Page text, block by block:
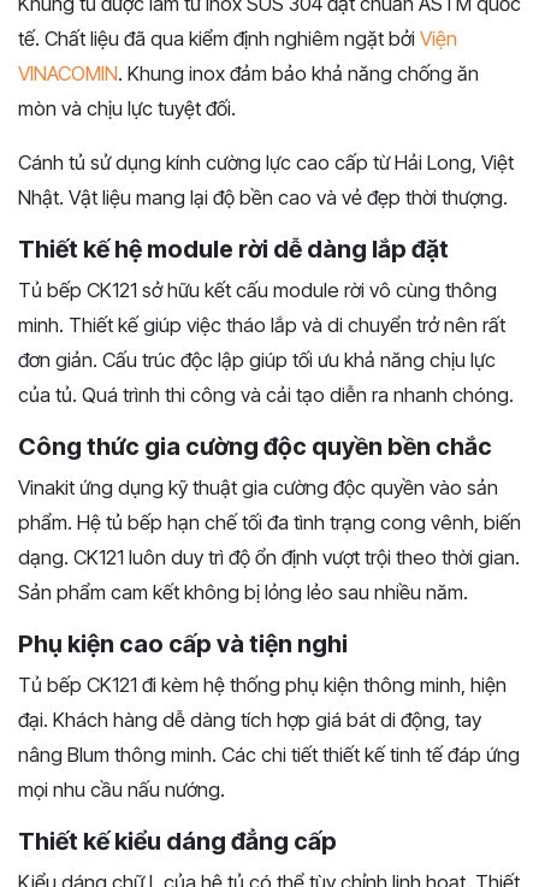
tế. Chất liệu đã qua kiểm định nghiêm ngặt bởi Viện
VINACOMIN. Khung inox đảm bảo khả năng chống ăn
mòn và chịu lực tuyệt đối.
Cánh tủ sử dụng kính cường lực cao cấp từ Hải Long, Việt
Nhật. Vật liệu mang lại độ bền cao và vẻ đẹp thời thượng.
Thiết kế hệ module rời dễ dàng lắp đặt
Tủ bếp CK121 sở hữu kết cấu module rời vô cùng thông
minh. Thiết kế giúp việc tháo lắp và di chuyển trở nên rất
đơn giản. Cấu trúc độc lập giúp tối ưu khả năng chịu lực
của tủ. Quá trình thi công và cải tạo diễn ra nhanh chóng.
Công thức gia cường độc quyền bền chắc
Vinakit ứng dụng kỹ thuật gia cường độc quyền vào sản
phẩm. Hệ tủ bếp hạn chế tối đa tình trạng cong vênh, biến
dạng. CK121 luôn duy trì độ ổn định vượt trội theo thời gian.
Sản phẩm cam kết không bị lỏng lẻo sau nhiều năm.
Phụ kiện cao cấp và tiện nghi
Tủ bếp CK121 đi kèm hệ thống phụ kiện thông minh, hiện
đại. Khách hàng dễ dàng tích hợp giá bát di động, tay
nâng Blum thông minh. Các chi tiết thiết kế tinh tế đáp ứng
mọi nhu cầu nấu nướng.
Thiết kế kiểu dáng đẳng cấp
Kiểu dáng chữ L của hệ tủ có thể tùy chỉnh linh hoạt. Thiết